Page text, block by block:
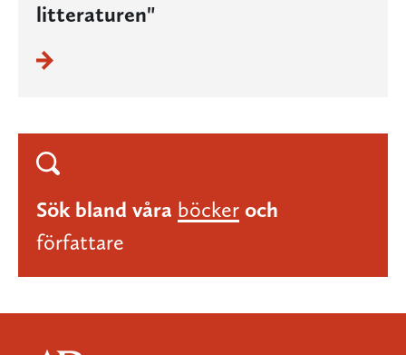
litteraturen"
Sök bland våra böcker och
författare